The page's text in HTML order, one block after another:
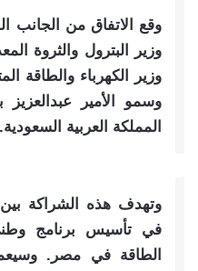
وقع الاتفاق من الجانب
وزير البترول والثروة
وزير الكهرباء والطاقة
وسمو الأمير
المملكة العربية السعودية.
وتهدف هذه الشراكة
في تأسيس برنامج
الطاقة في مصر.